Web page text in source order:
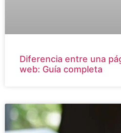
Diferencia entre una
web: Guía completa